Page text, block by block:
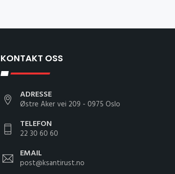
KONTAKT OSS
ADRESSE
Østre Aker vei 209 - 0975 Oslo
TELEFON
22 30 60 60
EMAIL
post@ksantirust.no